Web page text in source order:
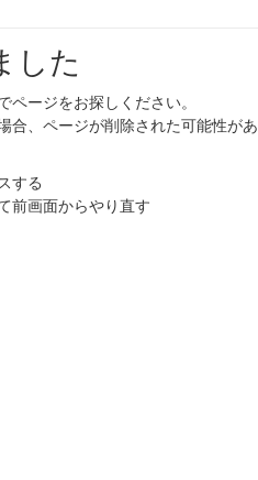
した
ページをお探しください。
合、ページが削除された可能性があ
する
前画面からやり直す